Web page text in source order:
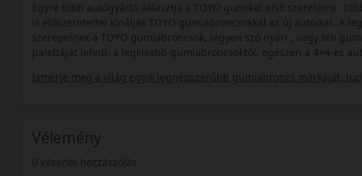
Egyre több autógyártó választja a TOYO gumikat első szerelésre.
is előszeretettel kínálják TOYO gumiabroncsokkal az új autóikat. A
szerepelnek a TOYO gumiabroncsok, legyen szó nyári-, vagy téli
palettáját lefedi, a legkisebb gumiabroncsoktól, egészen a 4×4-es
Ismerje meg a világ egyik legnépszerűbb gumiabroncs márkáját,
Vélemény
0 vásárlói hozzászólás